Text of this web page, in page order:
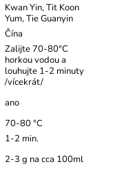
Kwan Yin, Tit Koon
Yum, Tie Guanyin
Čína
Zalijte 70-80°C
horkou vodou a
louhujte 1-2 minuty
/vícekrát/
ano
70-80 °C
1-2 min.
2-3 g na cca 100ml